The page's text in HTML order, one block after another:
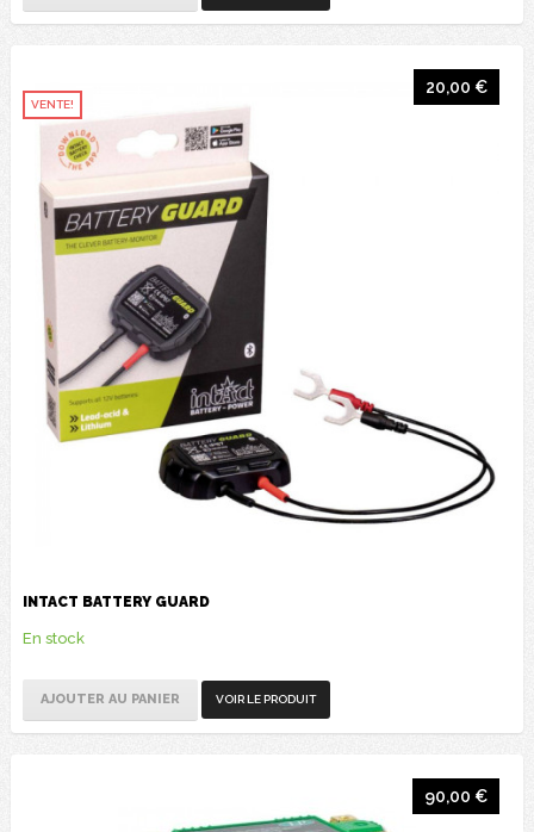
VENTE!
INTACT BATTERY GUARD
En stock
20,00 €
AJOUTER AU PANIER VOIR LE PRODUIT
90,00 €